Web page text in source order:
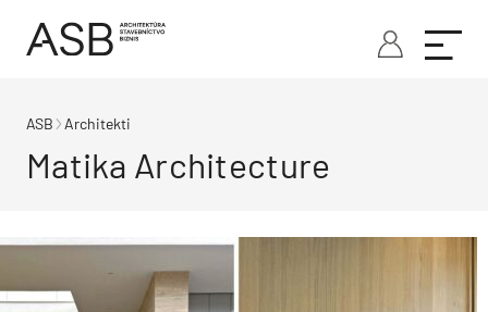
ASB Architekti
Matika Architecture